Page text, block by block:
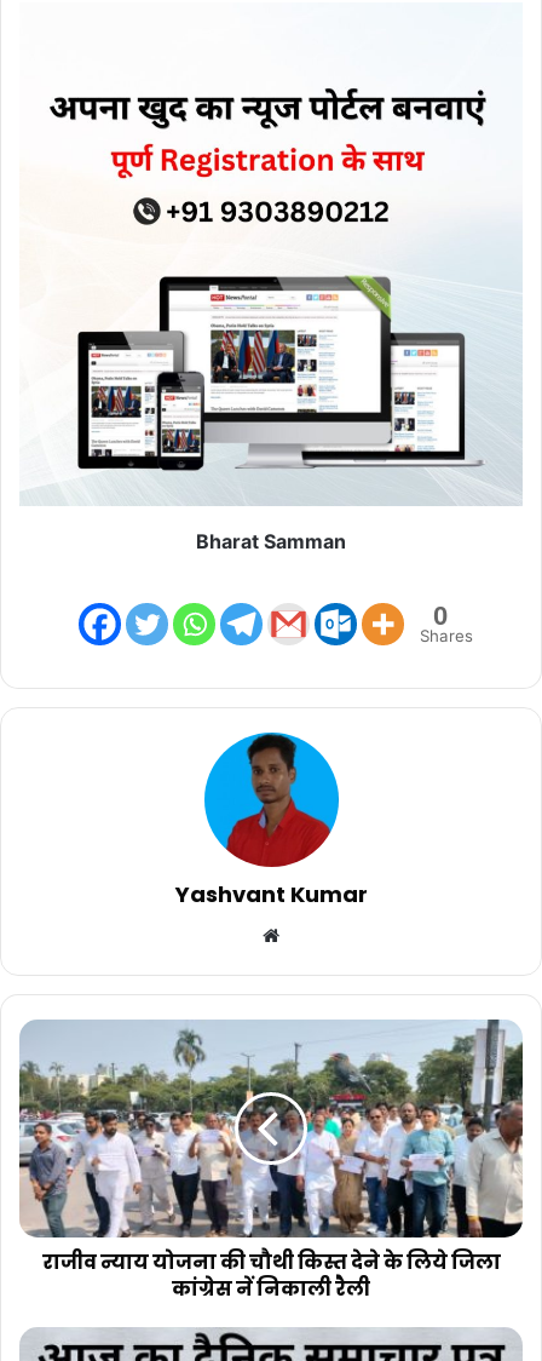
Bharat Samman
0
Shares
Yashvant Kumar
राजीव
न्याय
योजना
की
चौथी
किस्त
देने
लिये
जिला
निकाली
राजीव न्याय योजना की चौथी किस्त देने के लिये जिला
कांग्रेस नें निकाली रैली
भारत